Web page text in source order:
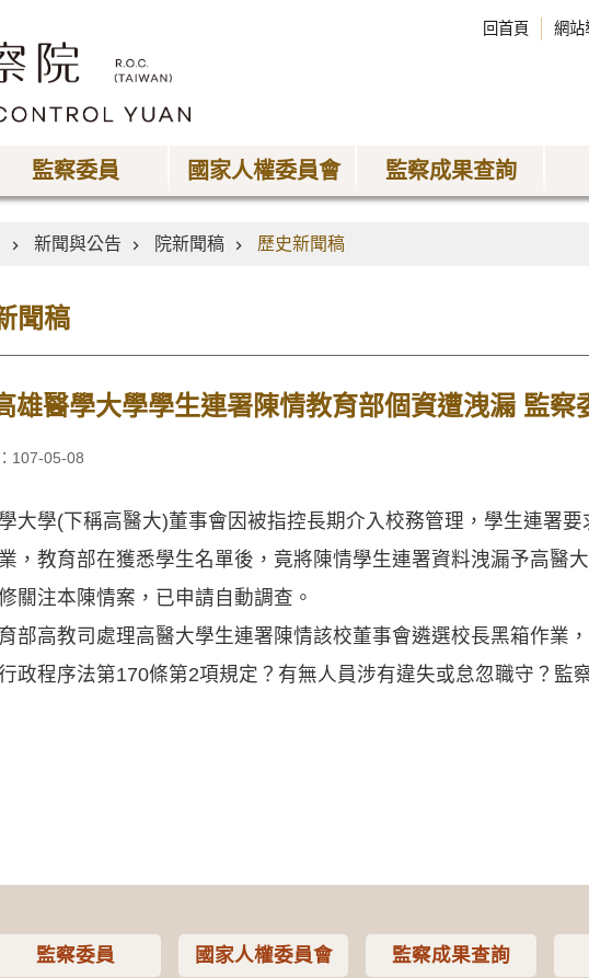
回首頁 網站
監察委員 國家人權委員會 監察成果查詢
新聞與公告 院新聞稿 歷史新聞稿
聞稿
雄醫學大學學生連署陳情教育部個資遭洩漏 監察
107-05-08
大學(下稱高醫大)董事會因被指控長期介入校務管理，學生連署
，教育部在獲悉學生名單後，竟將陳情學生連署資料洩漏予高醫
關注本陳情案，已申請自動調查。
部高教司處理高醫大學生連署陳情該校董事會遴選校長黑箱作業
政程序法第170條第2項規定？有無人員涉有違失或怠忽職守？監
監察委員 國家人權委員會 監察成果查詢